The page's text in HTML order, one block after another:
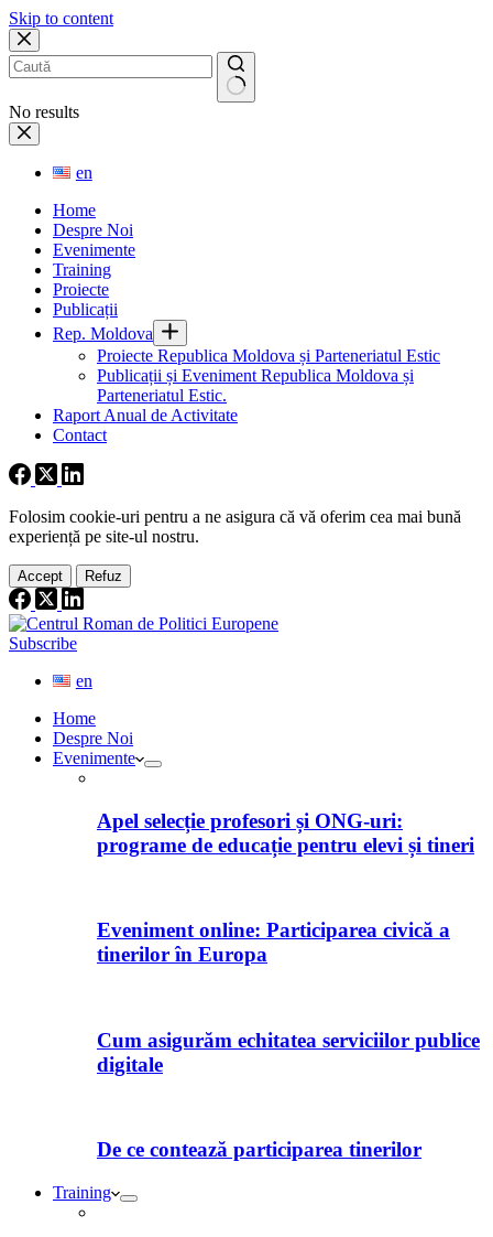
Skip to content
No results
en
Home
Despre Noi
Evenimente
Training
Proiecte
Publicații
Rep. Moldova
Proiecte Republica Moldova și Parteneriatul Estic
Publicații și Eveniment Republica Moldova și
Parteneriatul Estic.
Raport Anual de Activitate
Contact
Folosim cookie-uri pentru a ne asigura că vă oferim cea mai bună
experiență pe site-ul nostru.
Accept Refuz
Subscribe
en
Home
Despre Noi
Evenimente
Apel selecție profesori și ONG-uri:
programe de educație pentru elevi și tineri
Eveniment online: Participarea civică a
tinerilor în Europa
Cum asigurăm echitatea serviciilor publice
digitale
De ce contează participarea tinerilor
Training